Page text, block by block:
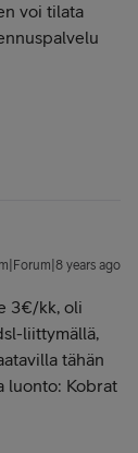
voi tilata
years ago
3€/kk, oli
liittymällä,
tähän
luonto: Kobrat